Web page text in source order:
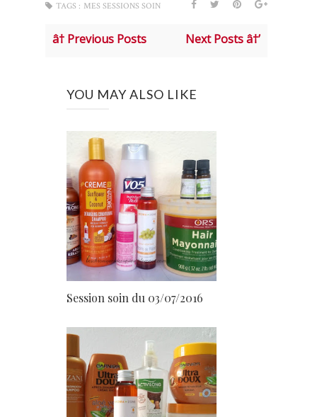
TAGS : MES SESSIONS SOIN
â† Previous Posts Next Posts â†’
YOU MAY ALSO LIKE
Session soin du 03/07/2016